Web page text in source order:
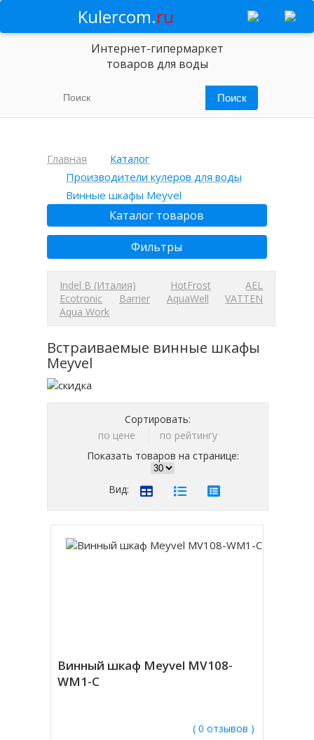
Kulercom.ru
Интернет-гипермаркет
товаров для воды
Главная
Каталог
Производители кулеров для воды
Винные шкафы Meyvel
Каталог товаров
Фильтры
Indel B (Италия) HotFrost
AEL
Ecotronic
Barrier AquaWell
VATTEN
Aqua Work
Встраиваемые винные шкафы
Meyvel
Сортировать:
по цене
по рейтингу
Показать товаров на странице:
Вид:
Винный шкаф Meyvel MV108-
WM1-C
( 0 отзывов )